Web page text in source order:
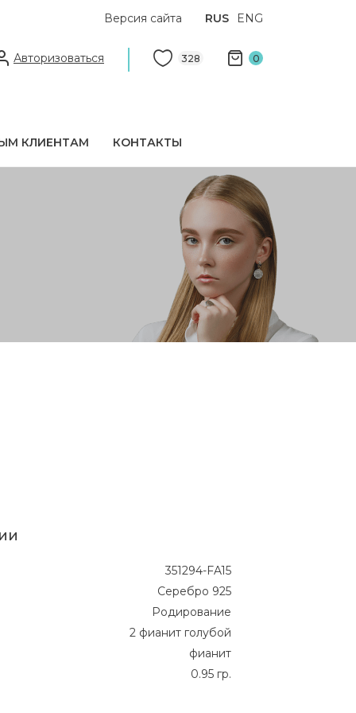
Версия сайта RUS ENG
Авторизоваться 328 0
КЛИЕНТАМ КОНТАКТЫ
351294-FA15
Серебро 925
Родирование
2 фианит голубой
фианит
0.95 гр.